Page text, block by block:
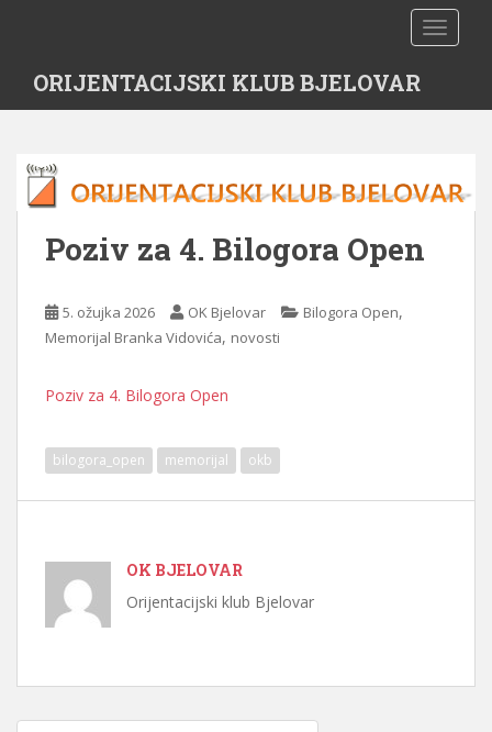
t
ORIJENTACIJSKI KLUB BJELOVAR
Poziv za 4. Bilogora Open
5. ožujka 2026 OK Bjelovar Bilogora Open,
Memorijal Branka Vidovića, novosti
Poziv za 4. Bilogora Open
bilogora_open memorijal okb
OK BJELOVAR
Orijentacijski klub Bjelovar